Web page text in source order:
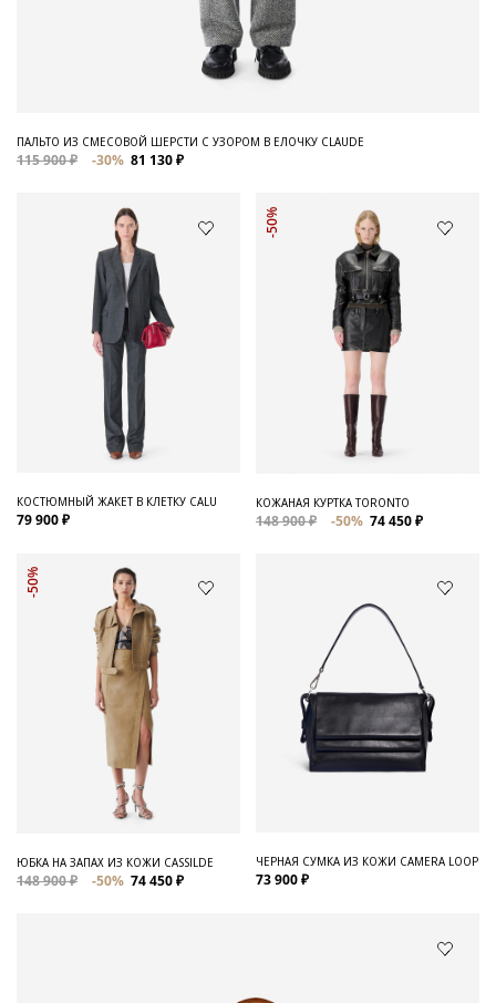
ПАЛЬТО ИЗ СМЕСОВОЙ ШЕРСТИ С УЗОРОМ В ЕЛОЧКУ CLAUDE
115 900 ₽ -30% 81 130 ₽
КОСТЮМНЫЙ ЖАКЕТ В КЛЕТКУ CALU
79 900 ₽
-50%
КОЖАНАЯ КУРТКА TORONTO
148 900 ₽ -50% 74 450 ₽
-50%
ЮБКА НА ЗАПАХ ИЗ КОЖИ CASSILDE
148 900 ₽ -50% 74 450 ₽
ЧЕРНАЯ СУМКА ИЗ КОЖИ CAMERA LOOP
73 900 ₽